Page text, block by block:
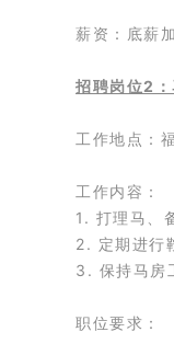
薪资： 底薪
招聘岗位2：
工作地点：
工作内容：
1. 打理马、
2. 定期进行
3. 保持马房
职位要求：